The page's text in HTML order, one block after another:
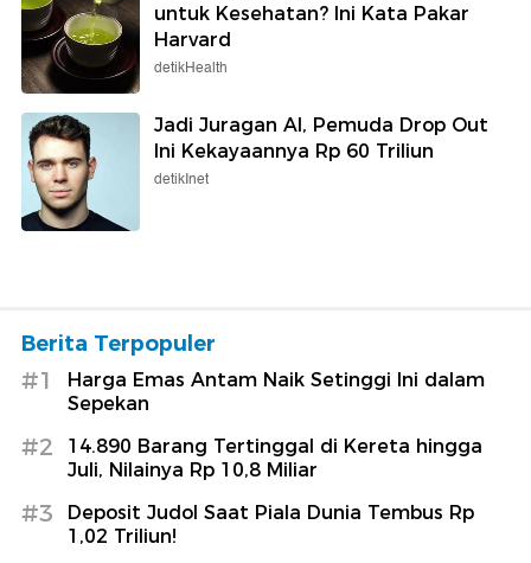
untuk Kesehatan? Ini Kata Pakar
Harvard
detikHealth
Jadi Juragan AI, Pemuda Drop Out
Ini Kekayaannya Rp 60 Triliun
detikInet
Berita Terpopuler
#1
Harga Emas Antam Naik Setinggi Ini dalam
Sepekan
#2
14.890 Barang Tertinggal di Kereta hingga
Juli, Nilainya Rp 10,8 Miliar
#3
Deposit Judol Saat Piala Dunia Tembus Rp
1,02 Triliun!